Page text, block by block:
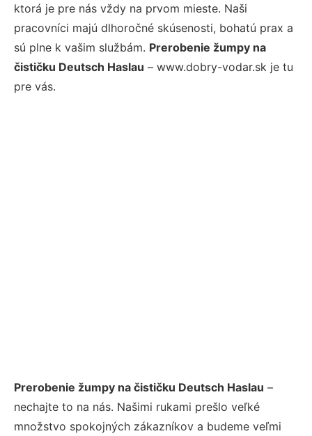
ktorá je pre nás vždy na prvom mieste. Naši
pracovníci majú dlhoročné skúsenosti, bohatú prax a
sú plne k vašim službám. Prerobenie žumpy na
čističku Deutsch Haslau – www.dobry-vodar.sk je tu
pre vás.
Prerobenie žumpy na čističku Deutsch Haslau –
nechajte to na nás. Našimi rukami prešlo veľké
množstvo spokojných zákazníkov a budeme veľmi